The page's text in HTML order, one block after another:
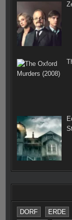
DORF ERDE